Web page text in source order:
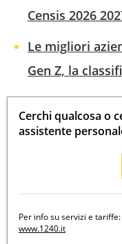
Censis 2026
Le migliori
Gen Z, la
Cerchi qualcosa o
assistente
Per info su servizi e tariffe:
www.1240.it